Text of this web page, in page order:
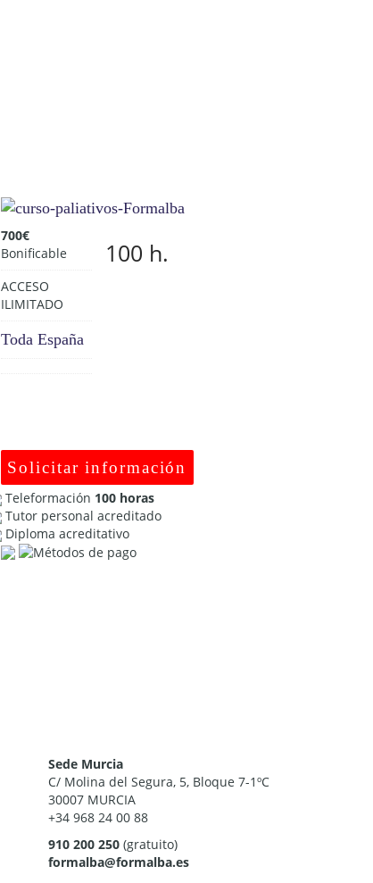
700€
Bonificable
ACCESO
ILIMITADO
Toda España
100 h.
Solicitar información
Teleformación 100 horas
Tutor personal acreditado
Diploma acreditativo
Sede Murcia
C/ Molina del Segura, 5, Bloque 7-1ºC
30007 MURCIA
+34 968 24 00 88
910 200 250(gratuito)
formalba@formalba.es